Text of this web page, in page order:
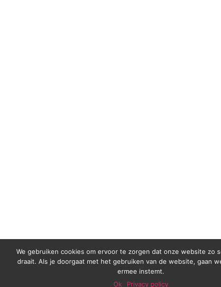
We gebruiken cookies om ervoor te zorgen dat onze website zo
draait. Als je doorgaat met het gebruiken van de website, gaan
ermee instemt.
Ok
Privacy policy